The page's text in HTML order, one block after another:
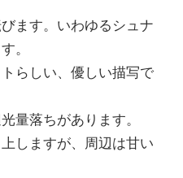
ます。いわゆるシュナ
。
らしい、優しい描写で
量落ちがあります。
しますが、周辺は甘い